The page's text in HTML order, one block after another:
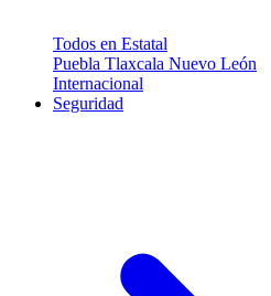
Todos en Estatal
Puebla Tlaxcala Nuevo León
Internacional
Seguridad